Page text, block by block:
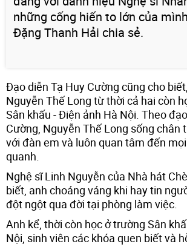
những cống hiến to lớn của
Đặng Thanh Hải chia sẻ.
Đạo diễn Tạ Huy Cường cũng cho
Nguyễn Thế Long từ thời cả hai còn
Sân khấu - Điện ảnh Hà Nội. Theo
Cường, Nguyễn Thế Long sống chân
với đàn em và luôn quan tâm đến
quanh.
Nghệ sĩ Linh Nguyễn của Nhà hát
biết, anh choáng váng khi hay tin
đột ngột qua đời tại phòng làm việc.
Anh kể, thời còn học ở trường Sân
Nội, sinh viên các khóa quen biết và